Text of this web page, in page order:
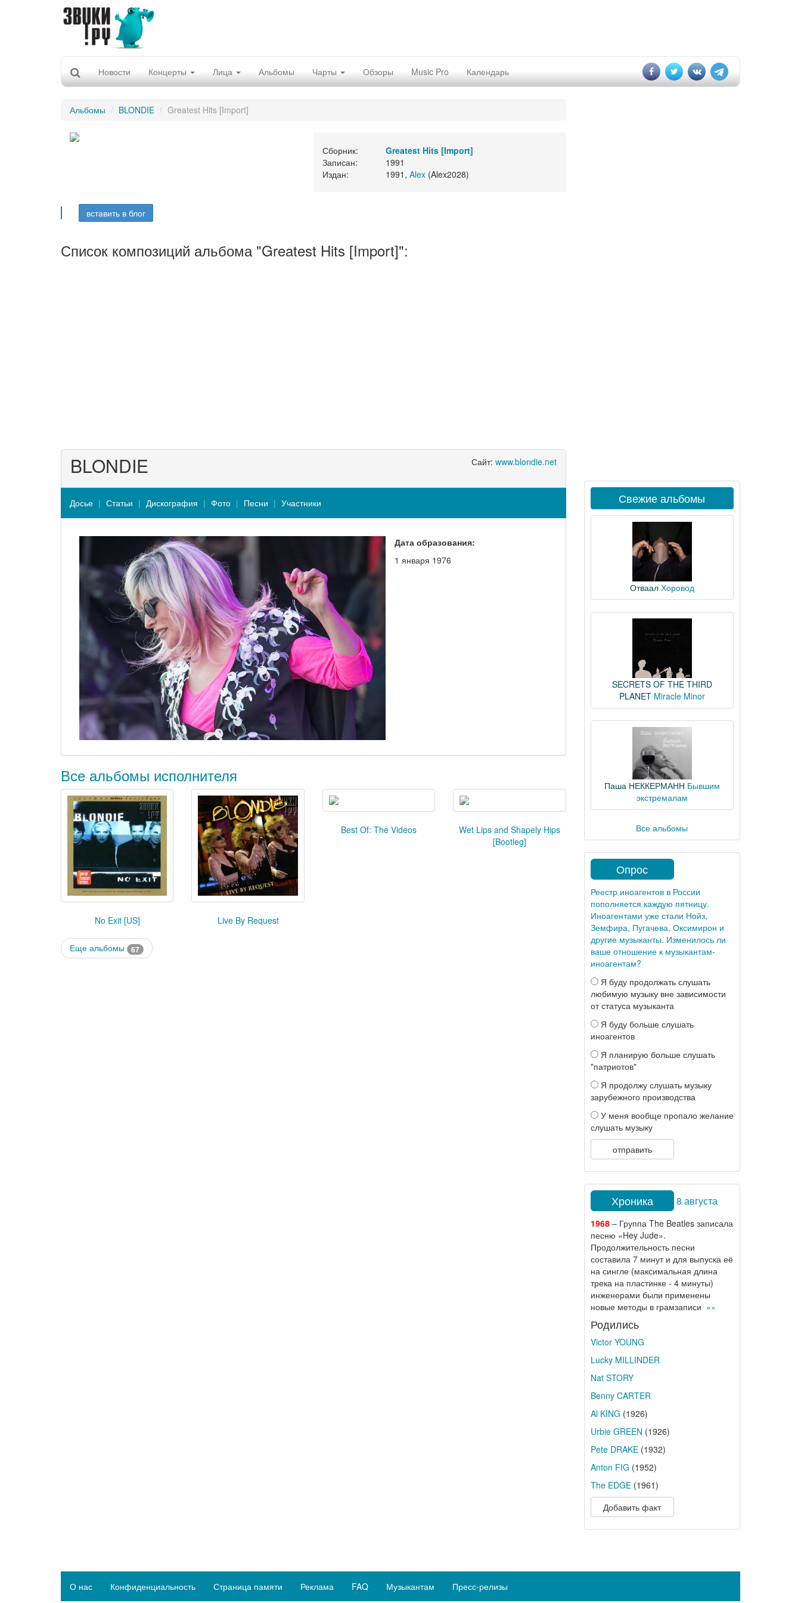
Новости Концерты Лица Альбомы Чарты Обзоры Music Pro Календарь
Альбомы BLONDIE Greatest Hits [Import]
Сборник:
Greatest Hits [Import]
Записан:
1991
Издан:
1991, Alex(Alex2028)
вставить в блог
Список композиций альбома "Greatest Hits [Import]":
Сайт: www.blondie.net
BLONDIE
Досье Статьи Дискография Фото Песни Участники
Дата образования:
1 января 1976
Все альбомы исполнителя
No Exit [US] Live By Request
Best Of: The Videos
Wet Lips and Shapely Hips
[Bootleg]
Еще альбомы 67
Свежие альбомы
Отваал Хоровод
SECRETS OF THE THIRD
PLANET Miracle Minor
Паша НЕККЕРМАНН Бывшим
экстремалам
Все альбомы
Опрос
Реестр иноагентов в России
пополняется каждую пятницу.
Иноагентами уже стали Нойз,
Земфира, Пугачева, Оксимирон и
другие музыканты. Изменилось ли
ваше отношение к музыкантам-
иноагентам?
Я буду продолжать слушать
любимую музыку вне зависимости
от статуса музыканта
Я буду больше слушать
иноагентов
Я планирую больше слушать
"патриотов"
Я продолжу слушать музыку
зарубежного производства
У меня вообще пропало желание
слушать музыку
отправить
Хроника 8 августа
1968– Группа The Beatles записала
песню «Hey Jude».
Продолжительность песни
составила 7 минут и для выпуска её
на сингле (максимальная длина
трека на пластинке - 4 минуты)
инженерами были применены
новые методы в грамзаписи »»
Родились
Victor YOUNG
Lucky MILLINDER
Nat STORY
Benny CARTER
Al KING (1926)
Urbie GREEN (1926)
Pete DRAKE(1932)
Anton FIG (1952)
The EDGE(1961)
Добавить факт
О нас Конфиденциальность Страница памяти Реклама FAQ Музыкантам Пресс-релизы